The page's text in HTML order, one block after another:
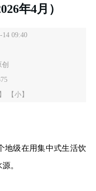
年4月）
09:40
【小】
级在用集中式生活饮
。